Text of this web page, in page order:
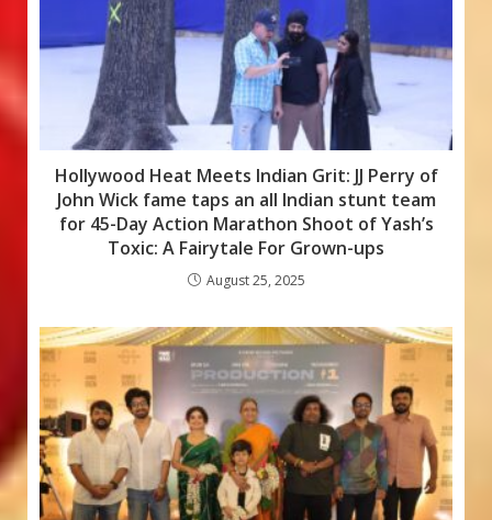
Hollywood Heat Meets Indian Grit: JJ Perry of
John Wick fame taps an all Indian stunt team
for 45-Day Action Marathon Shoot of Yash’s
Toxic: A Fairytale For Grown-ups
August 25, 2025